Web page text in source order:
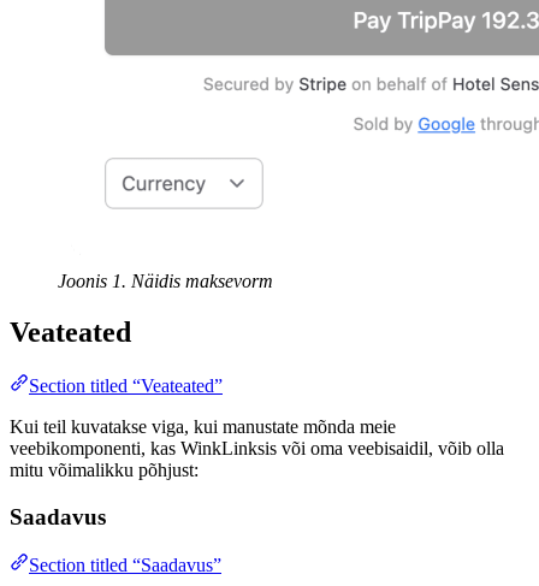
Joonis 1. Näidis maksevorm
Veateated
Section titled “Veateated”
Kui teil kuvatakse viga, kui manustate mõnda meie
veebikomponenti, kas WinkLinksis või oma veebisaidil, võib olla
mitu võimalikku põhjust:
Saadavus
Section titled “Saadavus”